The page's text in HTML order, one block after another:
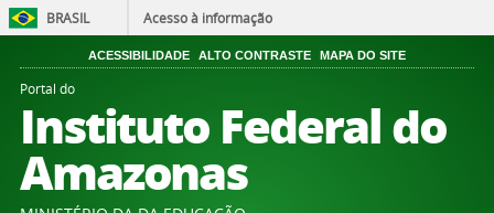
BRASIL Acesso à informação
ACESSIBILIDADE ALTO CONTRASTE MAPA DO SITE
Portal do
Instituto Federal do
Amazonas